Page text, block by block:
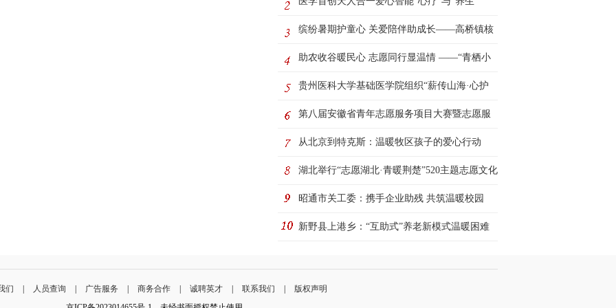
缤纷暑期护童心 关爱陪伴助成长——高桥镇核
桃村开展暑期儿童关爱···
助农收谷暖民心 志愿同行显温情 ——“青栖小
河” 志愿服务队自发···
贵州医科大学基础医学院组织“薪传山海·心护
童行”服务队三下乡···
第八届安徽省青年志愿服务项目大赛暨志愿服
务交流会举办
从北京到特克斯：温暖牧区孩子的爱心行动
湖北举行“志愿湖北·青暖荆楚”520主题志愿文化
活动
昭通市关工委：携手企业助残 共筑温暖校园
新野县上港乡：“互助式”养老新模式温暖困难
们 人员查询 广告服务 商务合作 诚聘英才 联系我们
版权声明